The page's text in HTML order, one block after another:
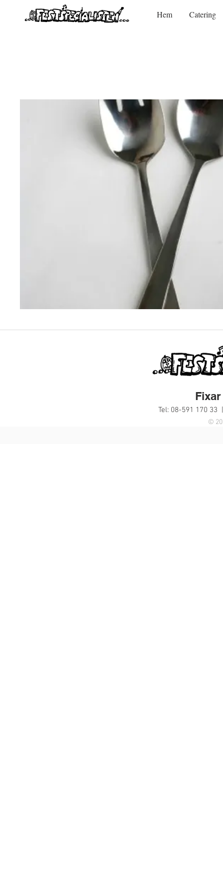
Hem Catering
Tel: 08-591 170
©